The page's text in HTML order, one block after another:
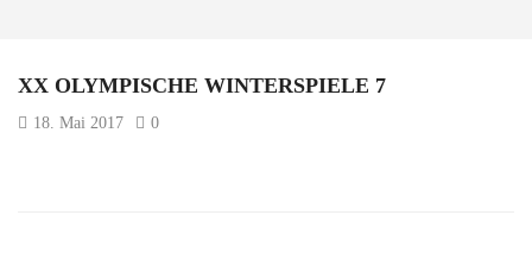
XX OLYMPISCHE WINTERSPIELE 7
18. Mai 2017 0